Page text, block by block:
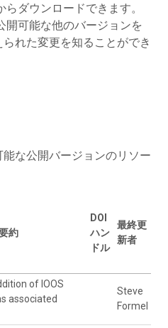
らダウンロードできます。
開可能な他のバージョンを
れた変更を知ることができ
な公開バージョンのリソー
約
DOI
ハン
ドル
最終更
新者
of IOOS
associated
Steve
Formel